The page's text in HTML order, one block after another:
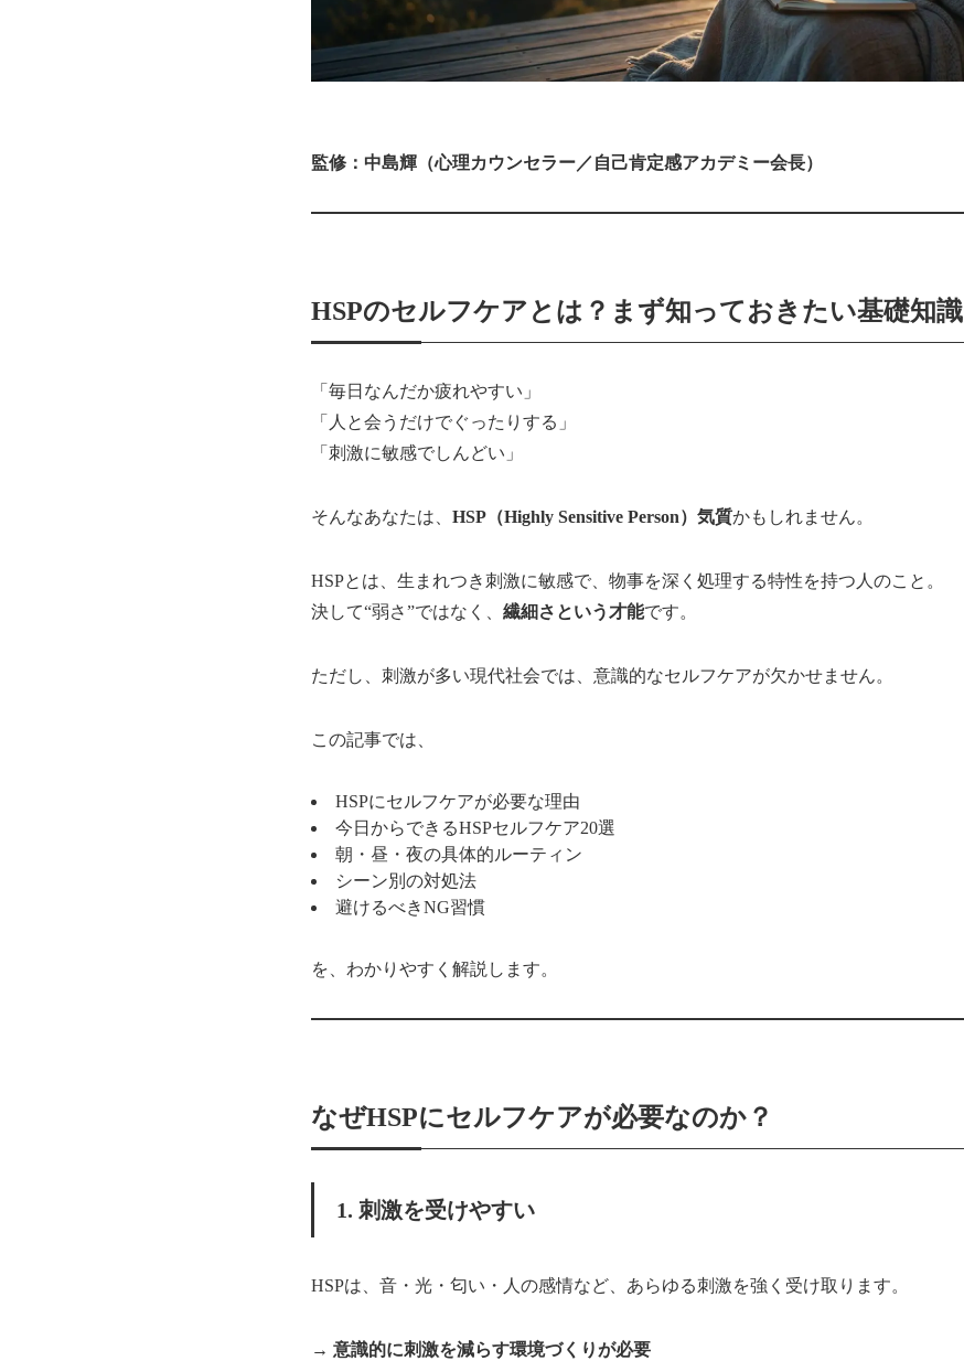
監修：中島輝（心理カウンセラー／自己肯定感アカデミー会長）
HSPのセルフケアとは？まず知っておきたい基礎知識
「毎日なんだか疲れやすい」
「人と会うだけでぐったりする」
「刺激に敏感でしんどい」
そんなあなたは、 HSP（Highly Sensitive Person）気質かもしれません。
HSPとは、生まれつき刺激に敏感で、物事を深く処理する特性を持つ人のこと。
決して“弱さ”ではなく、 繊細さという才能です。
ただし、刺激が多い現代社会では、意識的なセルフケアが欠かせません。
この記事では、
HSPにセルフケアが必要な理由
今日からできるHSPセルフケア20選
朝・昼・夜の具体的ルーティン
シーン別の対処法
避けるべきNG習慣
を、わかりやすく解説します。
なぜHSPにセルフケアが必要なのか？
1. 刺激を受けやすい
HSPは、音・光・匂い・人の感情など、あらゆる刺激を強く受け取ります。
→ 意識的に刺激を減らす環境づくりが必要